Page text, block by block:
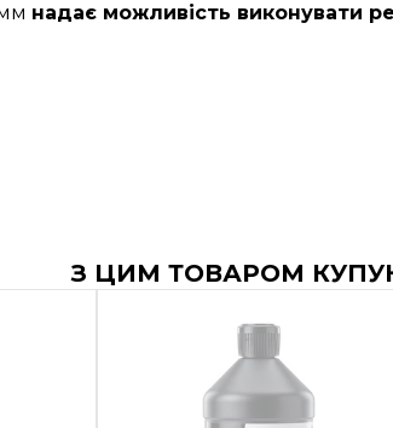
надає можливість виконувати
З ЦИМ ТОВАРОМ